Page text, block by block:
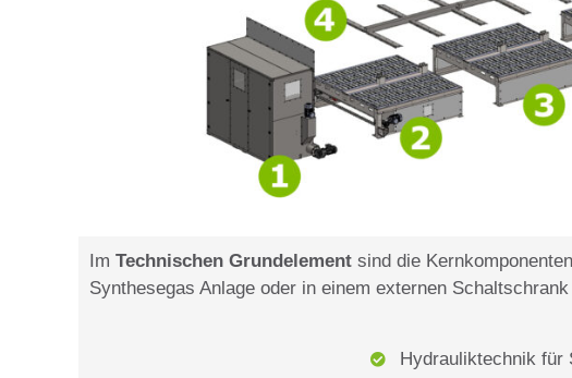
Im Technischen Grundelement sind die
Synthesegas Anlage oder in einem externen
Hydrauliktechnik für